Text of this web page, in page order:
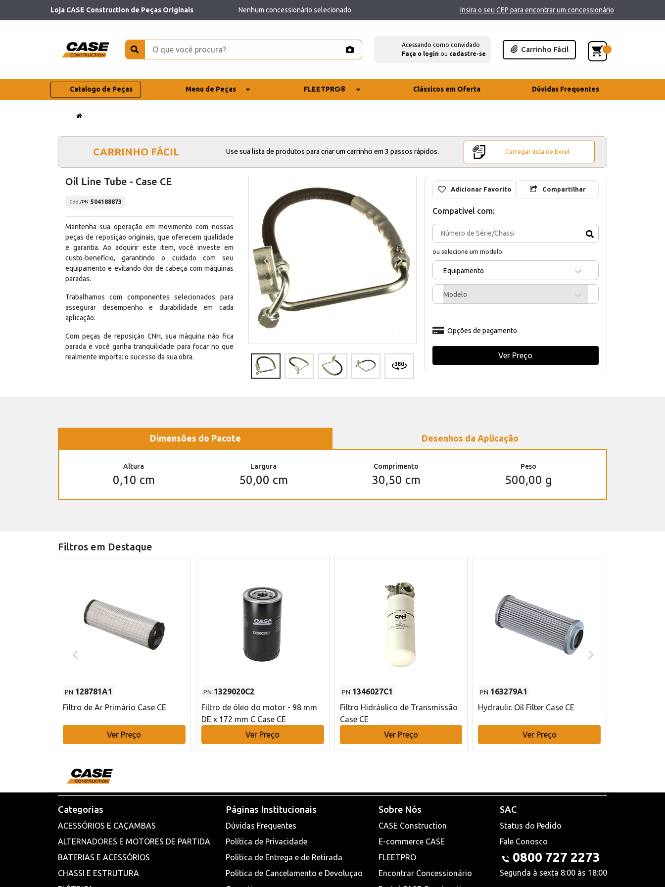
Loja CASE Construction de Peças Originais Nenhum concessionário selecionado Insira o seu CEP para encontrar um concessionário
Acessando como convidado
Faça o login ou cadastre-se
Carrinho Fácil
Catalogo de Peças Menu de Peças FLEETPRO® Clássicos em Oferta Dúvidas Frequentes
CARRINHO FÁCIL Use sua lista de produtos para criar um carrinho em 3 passos rápidos. Carregar lista de Excel
Oil Line Tube - Case CE
Cód./PN 504188873
Mantenha sua operação em movimento com nossas
peças de reposição originais, que oferecem qualidade
e garantia. Ao adquirir este item, você investe em
custo-benefício, garantindo o cuidado com seu
equipamento e evitando dor de cabeça com máquinas
paradas.
Trabalhamos com componentes selecionados para
assegurar desempenho e durabilidade em cada
aplicação.
Com peças de reposição CNH, sua máquina não fica
parada e você ganha tranquilidade para focar no que
realmente importa: o sucesso da sua obra.
Adicionar Favorito Compartilhar
Compativel com:
ou selecione um modelo:
Equipamento
Modelo
Opções de pagamento
Ver Preço
Dimensões do Pacote Desenhos da Aplicação
Altura
0,10 cm
Largura
50,00 cm
Comprimento
30,50 cm
Peso
500,00 g
Filtros em Destaque
PN 128781A1
Filtro de Ar Primário Case CE
Ver Preço
PN 1329020C2
Filtro de óleo do motor - 98 mm
DE x 172 mm C Case CE
Ver Preço
PN 1346027C1
Filtro Hidráulico de Transmissão
Case CE
Ver Preço
PN 163279A1
Hydraulic Oil Filter Case CE
Ver Preço
Categorias
ACESSÓRIOS E CAÇAMBAS
ALTERNADORES E MOTORES DE PARTIDA
BATERIAS E ACESSÓRIOS
CHASSI E ESTRUTURA
Páginas Institucionais
Dúvidas Frequentes
Política de Privacidade
Política de Entrega e de Retirada
Política de Cancelamento e Devoluçao
Sobre Nós
CASE Construction
E-commerce CASE
FLEETPRO
Encontrar Concessionário
SAC
Status do Pedido
Fale Conosco
0800 727 2273
Segunda à sexta 8:00 às 18:00